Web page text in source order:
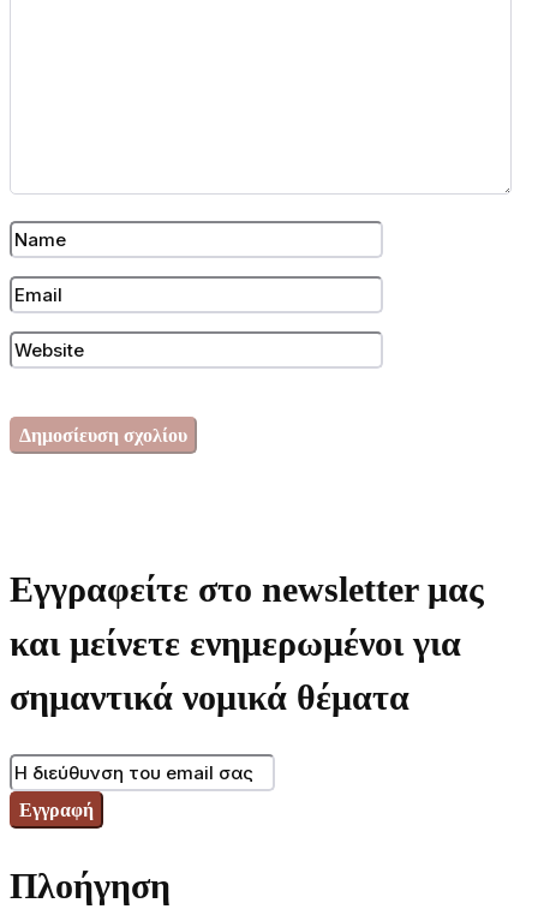
Εγγραφείτε στο newsletter μας
και μείνετε ενημερωμένοι για
σημαντικά νομικά θέματα
Πλοήγηση